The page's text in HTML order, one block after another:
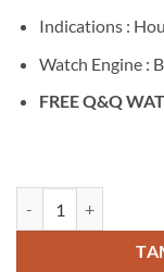
Indications :
Watch Engine :
FREE Q&Q